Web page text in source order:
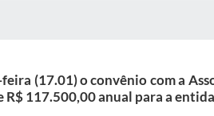
(17.01) o convênio com a
R$ 117.500,00 anual para a